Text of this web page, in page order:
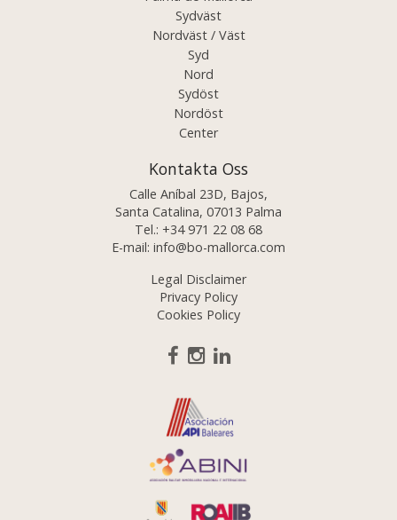
Sydväst
Nordväst / Väst
Syd
Nord
Sydöst
Nordöst
Center
Kontakta Oss
Calle Aníbal 23D, Bajos,
Santa Catalina, 07013 Palma
Tel.: +34 971 22 08 68
E-mail: info@bo-mallorca.com
Legal Disclaimer
Privacy Policy
Cookies Policy